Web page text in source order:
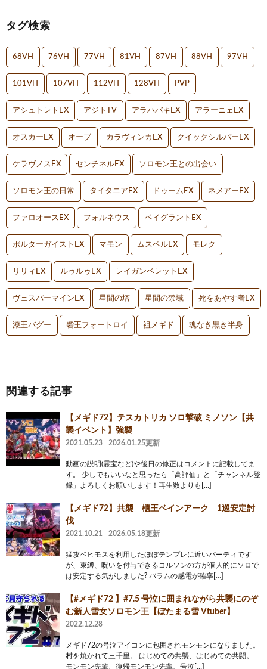
タグ検索
68VH 76VH 77VH 81VH 87VH 88VH 97VH
101VH 107VH 112VH 128VH PVP
アシュトレトEX アジトTV アラハバキEX アラーニェEX
オスカーEX オーブ カラヴィンカEX クイックシルバーEX
ケラヴノスEX センチネルEX ソロモン王との出会い
ソロモン王の日常 タイタニアEX ドゥームEX ネメアーEX
ファロオースEX フォルネウス ベイグラントEX
ポルターガイストEX マモン ムスペルEX モレク
リリィEX ルゥルゥEX レイガンベレットEX
ヴェスパーマインEX 星間の塔 星間の禁域 死をあやす者EX
漆王バグー 砦王フォートロイ 祖メギド 魂なき黒き半身
関連する記事
【メギド72】テスカトリカ ソロ撃破 ミノソン【共
襲イベント】強襲
2021.05.23 2026.01.25更新
動画の説明(霊宝など)や後日の修正はコメントに記載してま
す。 少しでもいいなと思ったら「高評価」と「チャンネル登
録」よろしくお願いします！再生数よりも[…]
【メギド72】共襲 櫃王ベインアーク 1巡安定討
伐
2021.10.21 2026.05.18更新
猛攻ベヒモスを利用したほぼテンプレに近いパーティです
が、束縛、呪いを付与できるコルソンの方が個人的にソロで
は安定する気がしました? バラムの感電が確率[…]
【#メギド72 】#7.5 号泣に囲まれながら共襲にのぞ
む新人雪女ソロモン王【ぼたまる雪 Vtuber】
2022.12.28
メギド72の号泣アイコンに包囲されモンモンになりました。
村を焼かれて三千里。 はじめての共襲、はじめての共闘。
モンモン先輩、復帰モンモン先輩、号泣[…]